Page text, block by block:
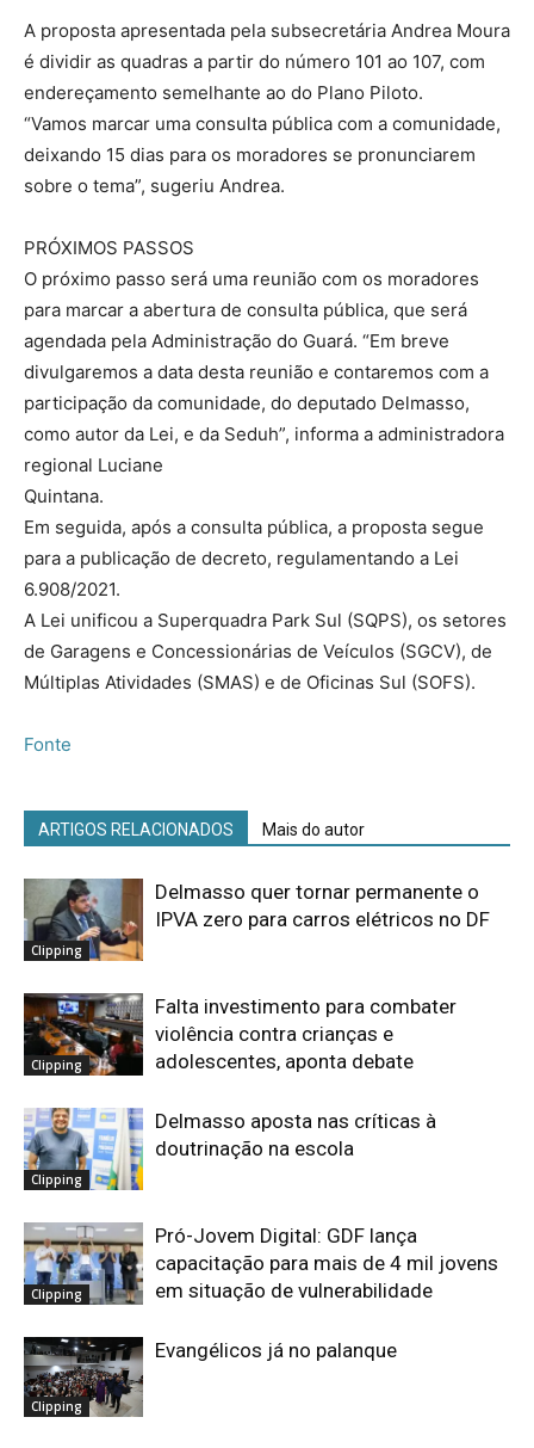
A proposta apresentada pela subsecretária Andrea Moura
é dividir as quadras a partir do número 101 ao 107, com
endereçamento semelhante ao do Plano Piloto.
“Vamos marcar uma consulta pública com a comunidade,
deixando 15 dias para os moradores se pronunciarem
sobre o tema”, sugeriu Andrea.
PRÓXIMOS PASSOS
O próximo passo será uma reunião com os moradores
para marcar a abertura de consulta pública, que será
agendada pela Administração do Guará. “Em breve
divulgaremos a data desta reunião e contaremos com a
participação da comunidade, do deputado Delmasso,
como autor da Lei, e da Seduh”, informa a administradora
regional Luciane
Quintana.
Em seguida, após a consulta pública, a proposta segue
para a publicação de decreto, regulamentando a Lei
6.908/2021.
A Lei unificou a Superquadra Park Sul (SQPS), os setores
de Garagens e Concessionárias de Veículos (SGCV), de
Múltiplas Atividades (SMAS) e de Oficinas Sul (SOFS).
Fonte
ARTIGOS RELACIONADOS Mais do autor
Clipping
Delmasso quer tornar permanente o
IPVA zero para carros elétricos no DF
Clipping
Falta investimento para combater
violência contra crianças e
adolescentes, aponta debate
Clipping
Delmasso aposta nas críticas à
doutrinação na escola
Clipping
Pró-Jovem Digital: GDF lança
capacitação para mais de 4 mil jovens
em situação de vulnerabilidade
Clipping
Evangélicos já no palanque